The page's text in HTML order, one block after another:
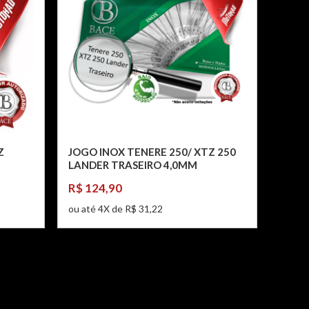
JOGO INOX TENERE 250/ XTZ 250
LANDER TRASEIRO 4,0MM
R$ 124,90
ou até 4X de R$ 31,22